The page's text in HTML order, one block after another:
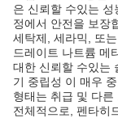
은 신뢰할 수있는
정에서 안전을 보장
세탁제, 세라믹, 또
드레이트 나트륨 메
대한 신뢰할 수있는
기 중립성 이 매우
형태는 취급 및 다른
전체적으로, 펜타히